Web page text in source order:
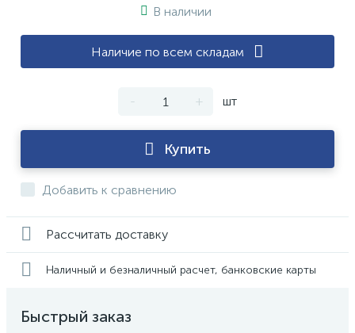
В наличии
Наличие по всем складам
- + шт
Купить
Добавить к сравнению
Рассчитать доставку
Наличный и безналичный расчет, банковские карты
Быстрый заказ